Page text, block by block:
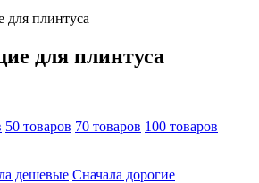
плинтуса
для плинтуса
50 товаров 70 товаров 100 товаров
дешевые Сначала дорогие